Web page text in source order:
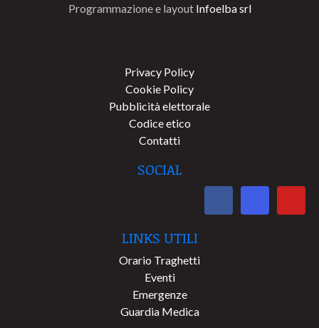
Programmazione e layout Infoelba srl
Privacy Policy
Cookie Policy
Pubblicità elettorale
Codice etico
Contatti
SOCIAL
LINKS UTILI
Orario Traghetti
Eventi
Emergenze
Guardia Medica